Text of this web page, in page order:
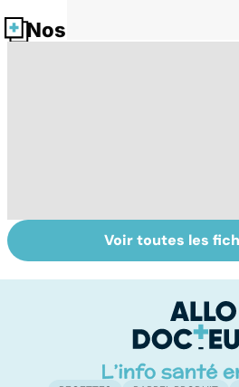
Nos fiches santé
La tuberculose
pulmonaire
Voir toutes les